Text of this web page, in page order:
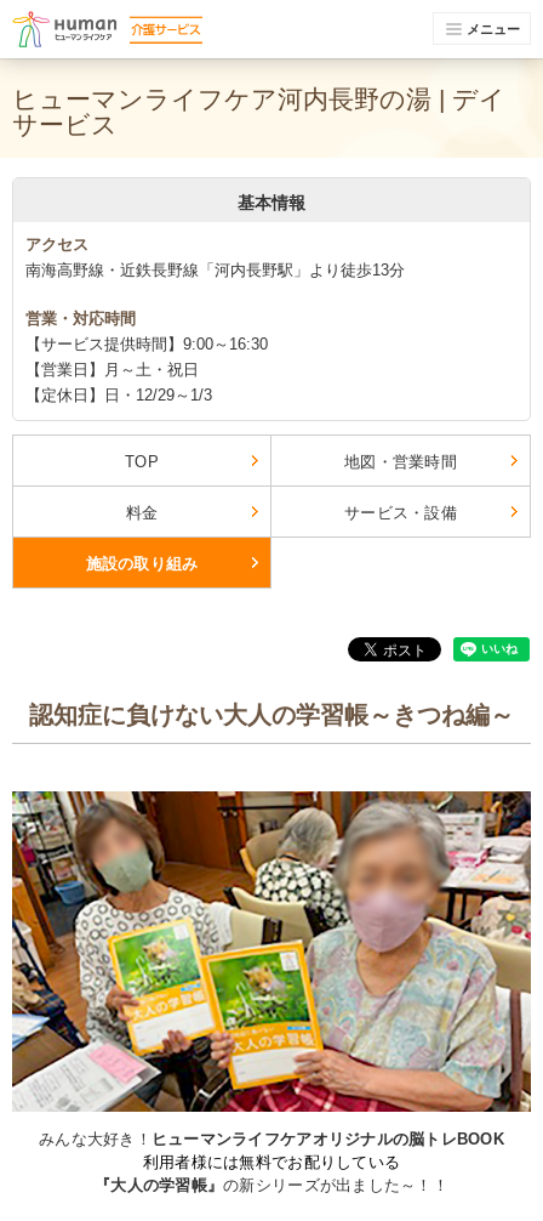
メニュー
ヒューマンライフケア河内長野の湯 | デイ
サービス
基本情報
アクセス
南海高野線・近鉄長野線「河内長野駅」より徒歩13分
営業・対応時間
【サービス提供時間】9:00～16:30
【営業日】月～土・祝日
【定休日】日・12/29～1/3
TOP 地図・営業時間
料金 サービス・設備
施設の取り組み
認知症に負けない大人の学習帳～きつね編～
みんな大好き！ ヒューマンライフケアオリジナルの脳トレBOOK
利用者様には無料でお配りしている
『大人の学習帳』の新シリーズが出ました～！！